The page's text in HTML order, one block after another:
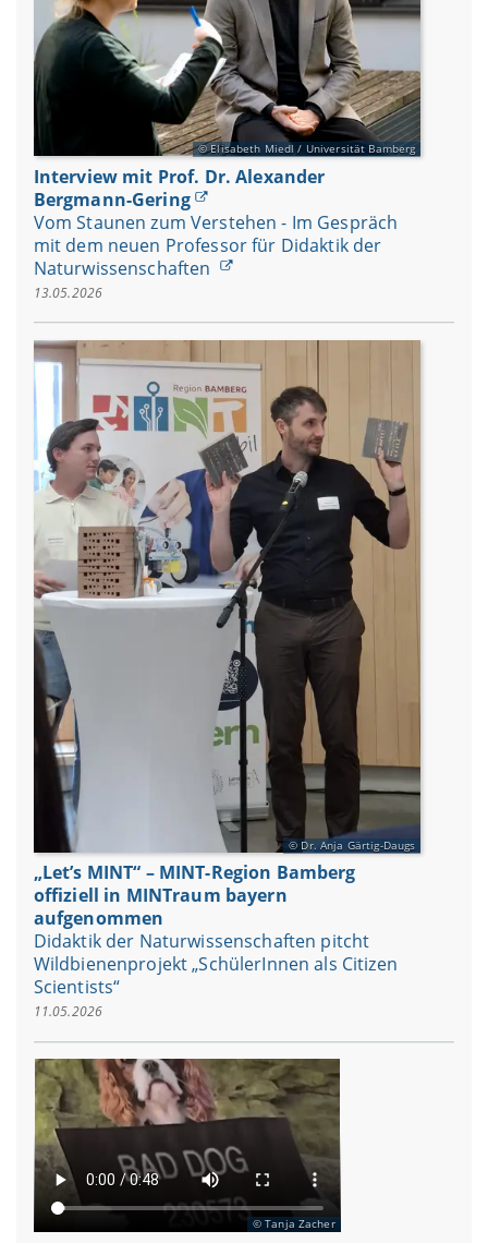
Elisabeth Miedl / Universität Bamberg
Interview mit Prof. Dr. Alexander
Bergmann-Gering
Vom Staunen zum Verstehen - Im Gespräch
mit dem neuen Professor für Didaktik der
Naturwissenschaften
13.05.2026
Dr. Anja Gärtig-Daugs
„Let’s MINT“ – MINT-Region Bamberg
offiziell in MINTraum bayern
aufgenommen
Didaktik der Naturwissenschaften pitcht
Wildbienenprojekt „SchülerInnen als Citizen
Scientists“
11.05.2026
Tanja Zacher